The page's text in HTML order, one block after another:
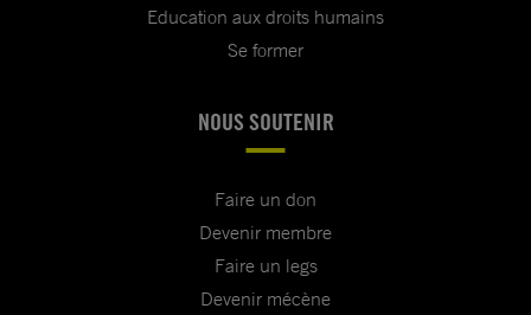
Education aux droits humains
Se former
NOUS SOUTENIR
Faire un don
Devenir membre
Faire un legs
Devenir mécène